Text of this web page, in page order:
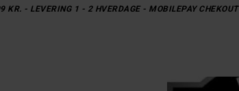
KR. - LEVERING 1 - 2 HVERDAGE - MOBILEPAY CHEKOUT